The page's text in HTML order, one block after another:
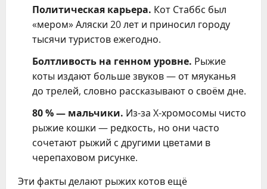
Политическая карьера. Кот Стаббс был
«мером» Аляски 20 лет и приносил городу
тысячи туристов ежегодно.
Болтливость на генном уровне. Рыжие
коты издают больше звуков — от мяуканья
до трелей, словно рассказывают о своём дне.
80 % — мальчики. Из-за X-хромосомы чисто
рыжие кошки — редкость, но они часто
сочетают рыжий с другими цветами в
черепаховом рисунке.
Эти факты делают рыжих котов ещё